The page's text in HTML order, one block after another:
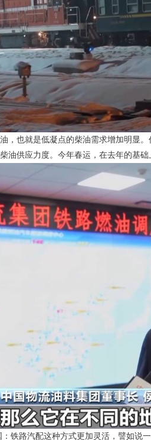
，也就是低凝点的柴油需求增加明显
油供应力度。今年春运，在去年的基础
铁路汽配这种方式更加灵活，譬如说